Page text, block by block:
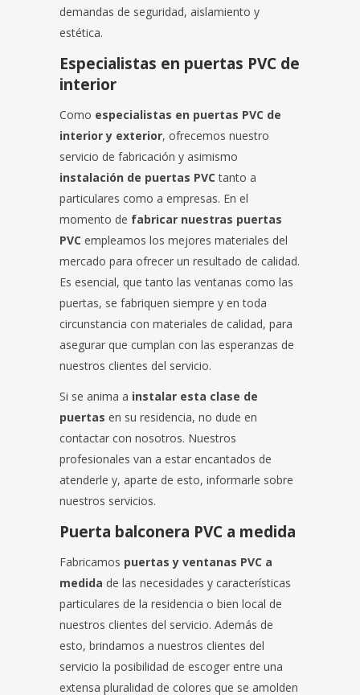
demandas de seguridad, aislamiento y
estética.
Especialistas en puertas PVC de
interior
Como especialistas en puertas PVC de
interior y exterior, ofrecemos nuestro
servicio de fabricación y asimismo
instalación de puertas PVC tanto a
particulares como a empresas. En el
momento de fabricar nuestras puertas
PVC empleamos los mejores materiales del
mercado para ofrecer un resultado de calidad.
Es esencial, que tanto las ventanas como las
puertas, se fabriquen siempre y en toda
circunstancia con materiales de calidad, para
asegurar que cumplan con las esperanzas de
nuestros clientes del servicio.
Si se anima a instalar esta clase de
puertas en su residencia, no dude en
contactar con nosotros. Nuestros
profesionales van a estar encantados de
atenderle y, aparte de esto, informarle sobre
nuestros servicios.
Puerta balconera PVC a medida
Fabricamos puertas y ventanas PVC a
medida de las necesidades y características
particulares de la residencia o bien local de
nuestros clientes del servicio. Además de
esto, brindamos a nuestros clientes del
servicio la posibilidad de escoger entre una
extensa pluralidad de colores que se amolden